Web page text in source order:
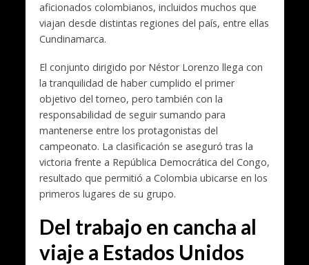
aficionados colombianos, incluidos muchos que
viajan desde distintas regiones del país, entre ellas
Cundinamarca.
El conjunto dirigido por Néstor Lorenzo llega con
la tranquilidad de haber cumplido el primer
objetivo del torneo, pero también con la
responsabilidad de seguir sumando para
mantenerse entre los protagonistas del
campeonato. La clasificación se aseguró tras la
victoria frente a República Democrática del Congo,
resultado que permitió a Colombia ubicarse en los
primeros lugares de su grupo.
Del trabajo en cancha al
viaje a Estados Unidos